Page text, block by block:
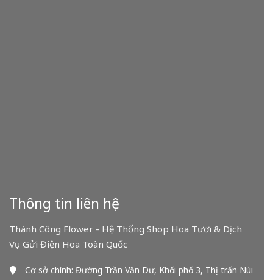
Thông tin liên hệ
Thành Công Flower - Hệ Thống Shop Hoa Tươi & Dịch
Vụ Gửi Điện Hoa Toàn Quốc
Cơ sở chính: Đường Trần Văn Dư, Khối phố 3, Thị trấn Núi